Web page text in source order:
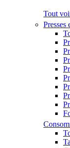
Tout
Presses